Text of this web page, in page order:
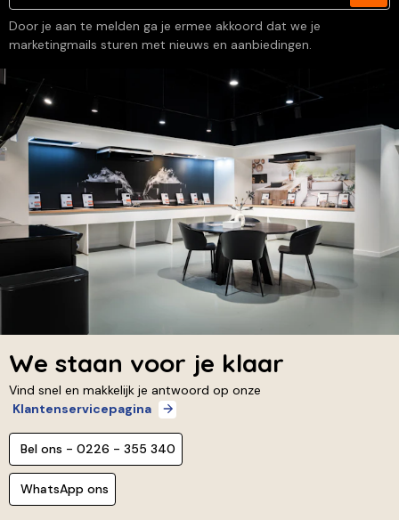
Door je aan te melden ga je ermee akkoord dat we je
marketingmails sturen met nieuws en aanbiedingen.
We staan voor je klaar
Vind snel en makkelijk je antwoord op onze
Klantenservicepagina
Bel ons - 0226 - 355 340
WhatsApp ons